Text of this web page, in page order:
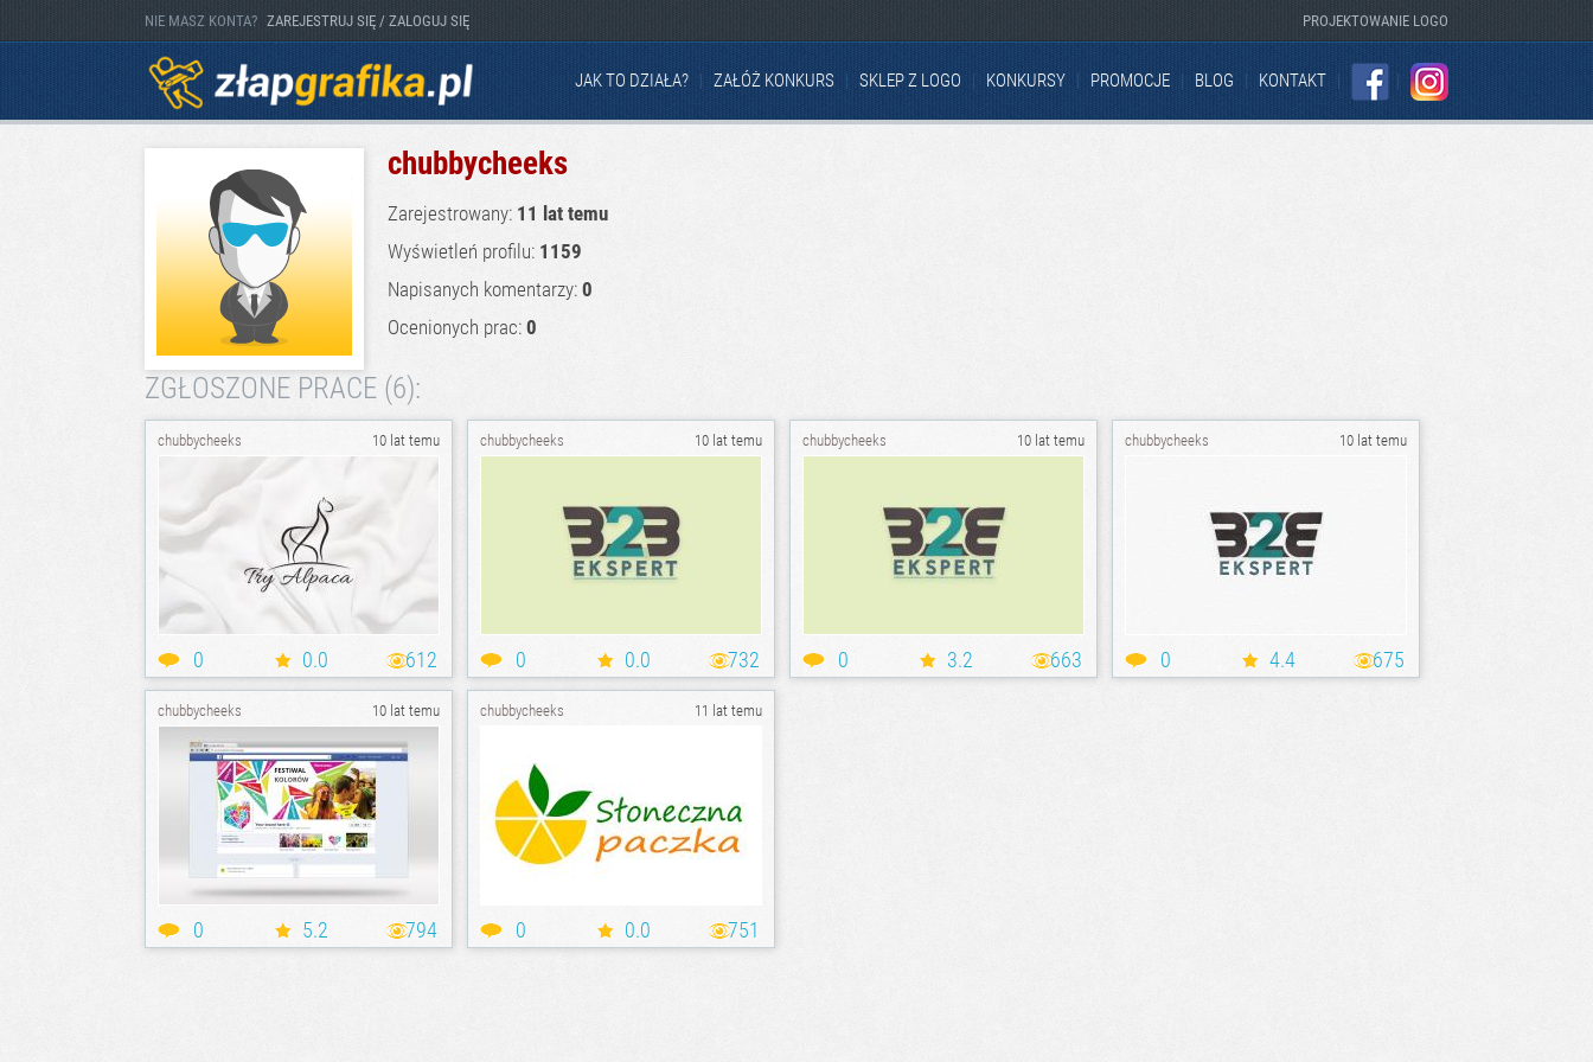
PROJEKTOWANIE LOGO
NIE MASZ KONTA? ZAREJESTRUJ SIĘ / ZALOGUJ SIĘ
JAK TO DZIAŁA? ZAŁÓŻ KONKURS SKLEP Z LOGO KONKURSY PROMOCJE BLOG
KONTAKT
INSTAGRAM
chubbycheeks
Zarejestrowany: 11 lat temu
Wyświetleń profilu: 1159
Napisanych komentarzy: 0
Ocenionych prac: 0
ZGŁOSZONE PRACE (6):
chubbycheeks 10 lat temu
0 0.0 612
chubbycheeks 10 lat temu
0 0.0 732
chubbycheeks 10 lat temu
0 3.2 663
chubbycheeks 10 lat temu
0 4.4 675
chubbycheeks 10 lat temu
0 5.2 794
chubbycheeks 11 lat temu
0 0.0 751